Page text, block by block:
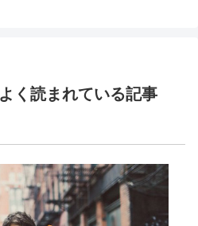
く読まれている記事